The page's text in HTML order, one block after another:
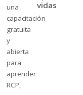
vidas